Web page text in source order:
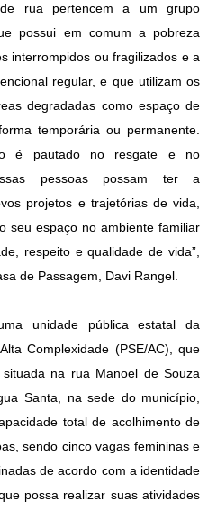
rua pertencem a um grupo
possui em comum a pobreza
interrompidos ou fragilizados e a
regular, e que utilizam os
degradadas como espaço de
temporária ou permanente.
é pautado no resgate e no
pessoas possam ter a
projetos e trajetórias de vida,
seu espaço no ambiente familiar
respeito e qualidade de vida”,
de Passagem, Davi Rangel.
unidade pública estatal da
Complexidade (PSE/AC), que
na rua Manoel de Souza
Santa, na sede do município,
total de acolhimento de
sendo cinco vagas femininas e
de acordo com a identidade
possa realizar suas atividades